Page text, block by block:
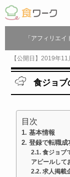
「アフィリエ
【公開日】2019年11
食ジョブ
目次
基本情報
登録で転職成
食ジョブ
アピールして
求人掲載